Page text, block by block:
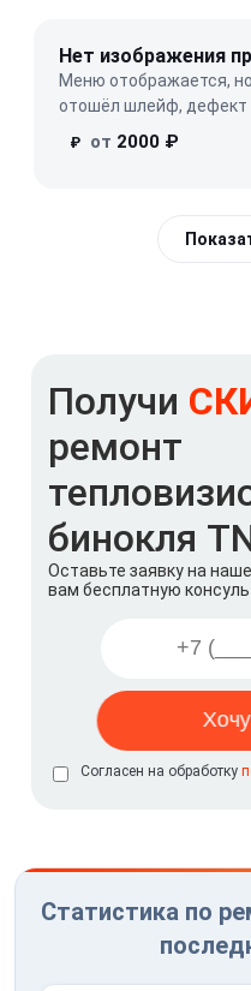
Нет изображения
Меню отображается,
отошёл шлейф, дефект
₽ от 2000 ₽
Получи
ремонт
бинокля
Оставьте заявку на
вам бесплатную
Согласен на обработку
Статистика по